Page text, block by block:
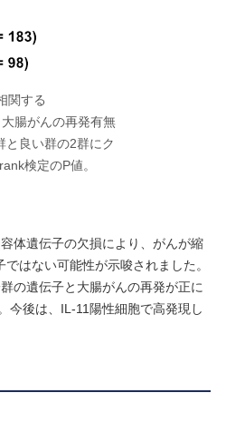
関する
腸がんの再発有無
と良い群の2群にク
検定のP値。
体遺伝子の欠損により、がんが縮
はない可能性が示唆されました。
の遺伝子と大腸がんの再発が正に
今後は、IL-11陽性細胞で高発現し